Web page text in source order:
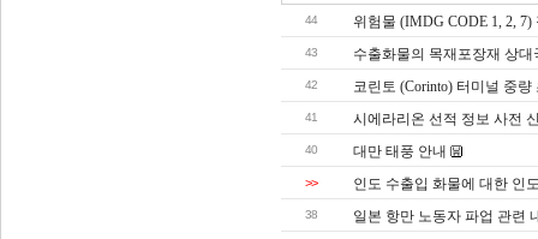
44 위험물 (IMDG CODE 1, 2,
43 수출화물의 목재포장재 상
42 코린토 (Corinto) 터미널 중
41 시에라리온 선적 정보 사전
40 대만 태풍 안내
>> 인도 수출입 화물에 대한 인
38 일본 항만 노동자 파업 관련